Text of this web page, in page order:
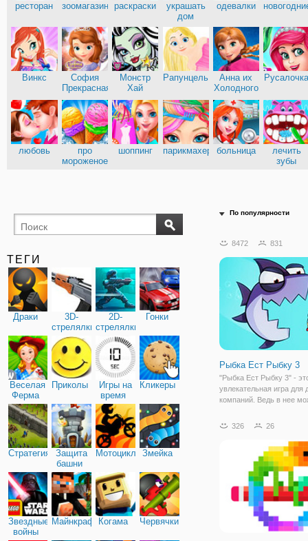
ресторан зоомагазин раскраски
украшать
дом
одевалки
Эльза из
Холодного
сердца
Кухня
Сары
Винкс
София
Прекрасная
Монстр
Хай
Рапунцель
Анна их
Холодного
сердца
любовь
про
мороженое
шоппинг парикмахерскиебольница
лечить
зубы
ТЕГИ
Драки
3D-
стрелялки
2D-
стрелялки
Гонки
Веселая
Ферма
Приколы
Игры на
время
Кликеры
Стратегия
Защита
башни
МотоциклыЗмейка
Звездные
войны
Майнкрафт Когама Червячки
По популярности
8472 831
Рыбка Ест Рыбку 3
"Рыбка Ест Рыбку 3" -
увлекательная игра для
компаний. Ведь в нее
двум и даже трем. Вы
будете управлять одной
Ваша рыбка
326 26